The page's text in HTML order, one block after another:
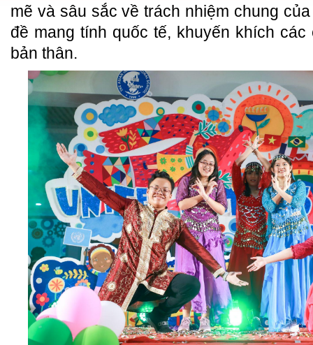
mẽ và sâu sắc về trách nhiệm chung
đề mang tính quốc tế, khuyến khích
bản thân.